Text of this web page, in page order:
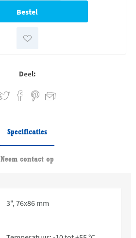
Deel:
Specificaties
Neem contact op
3", 76x86 mm